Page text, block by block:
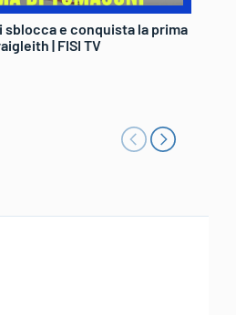
sblocca e conquista la prima
| FISI TV